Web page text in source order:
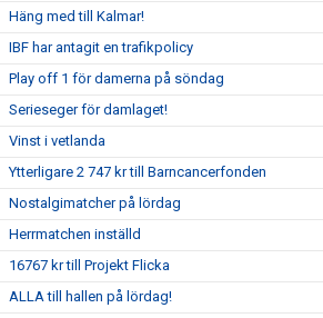
Häng med till Kalmar!
IBF har antagit en trafikpolicy
Play off 1 för damerna på söndag
Serieseger för damlaget!
Vinst i vetlanda
Ytterligare 2 747 kr till Barncancerfonden
Nostalgimatcher på lördag
Herrmatchen inställd
16767 kr till Projekt Flicka
ALLA till hallen på lördag!